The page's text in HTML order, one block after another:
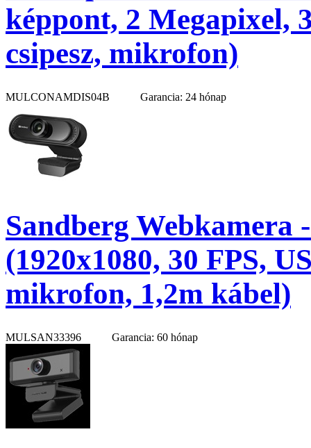
képpont, 2 Megapixel,
csipesz, mikrofon)
MULCONAMDIS04B Garancia: 24 hónap
Sandberg Webkamera
(1920x1080, 30 FPS,
mikrofon, 1,2m kábel)
MULSAN33396 Garancia: 60 hónap